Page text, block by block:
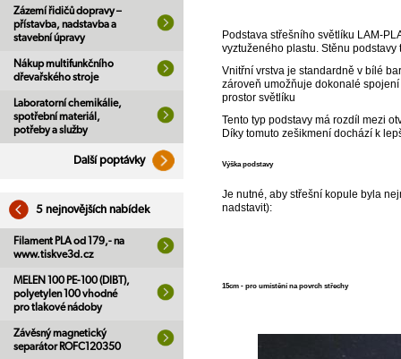
Zázemí řidičů dopravy –
přístavba, nadstavba a
stavební úpravy
Nákup multifunkčního
dřevařského stroje
Laboratorní chemikálie,
spotřební materiál,
potřeby a služby
Další poptávky
5 nejnovějších nabídek
Filament PLA od 179,- na
www.tiskve3d.cz
MELEN 100 PE-100 (DIBT),
polyetylen 100 vhodné
pro tlakové nádoby
Závěsný magnetický
separátor ROFC120350
Podstava střešního světlíku LAM-
vyztuženého plastu. Stěnu podstavy
Vnitřní vrstva je standardně v bílé
zároveň umožňuje dokonalé
prostor světlíku
Tento typ podstavy má rozdíl mezi
Díky tomuto zešikmení dochází k
Výška podstavy
Je nutné, aby střešní kopule byla
nadstavit):
15cm - pro umístění na povrch střechy